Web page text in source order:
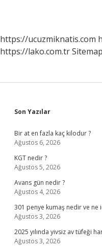
https://ucuzmiknatis.com
https://lako.com.trSitemap
Sidebar
Son Yazılar
Bir at en fazla kaç kilodur ?
Ağustos 6, 2026
KGT nedir ?
Ağustos 5, 2026
Avans gün nedir ?
Ağustos 4, 2026
301 penye kumaş nedir ve ne
Ağustos 3, 2026
2025 yılında yivsiz av tüfeği
Ağustos 3, 2026